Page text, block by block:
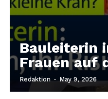
Bauleiterin
Frauen auf
Redaktion - May 9, 2026